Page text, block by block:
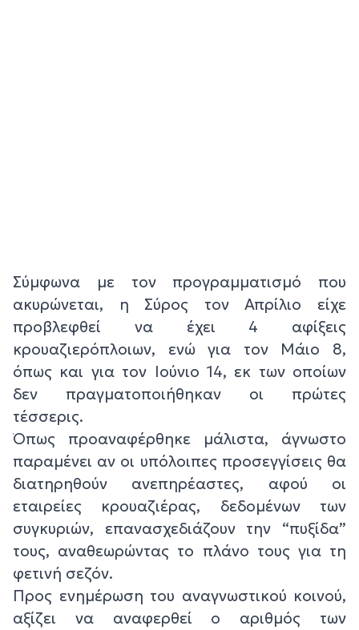
Σύμφωνα με τον προγραμματισμό που
ακυρώνεται, η Σύρος τον Απρίλιο είχε
προβλεφθεί να έχει 4 αφίξεις
κρουαζιερόπλοιων, ενώ για τον Μάιο 8,
όπως και για τον Ιούνιο 14, εκ των οποίων
δεν πραγματοποιήθηκαν οι πρώτες
τέσσερις.
Όπως προαναφέρθηκε μάλιστα, άγνωστο
παραμένει αν οι υπόλοιπες προσεγγίσεις θα
διατηρηθούν ανεπηρέαστες, αφού οι
εταιρείες κρουαζιέρας, δεδομένων των
συγκυριών, επανασχεδιάζουν την “πυξίδα”
τους, αναθεωρώντας το πλάνο τους για τη
φετινή σεζόν.
Προς ενημέρωση του αναγνωστικού κοινού,
αξίζει να αναφερθεί ο αριθμός των